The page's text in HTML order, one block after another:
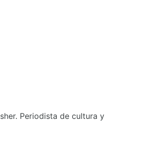
Periodista de cultura y